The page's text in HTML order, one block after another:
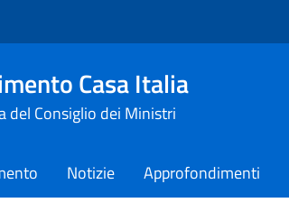
Casa Italia
del Consiglio dei Ministri
Notizie Approfondimenti